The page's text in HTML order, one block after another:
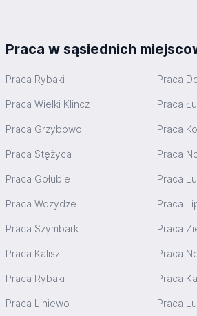
Praca w sąsiednich
Praca Rybaki Praca
Praca Wielki Klincz Praca
Praca Grzybowo Praca
Praca Stężyca Praca
Praca Gołubie Praca
Praca Wdzydze Praca
Praca Szymbark Praca
Praca Kalisz Praca
Praca Rybaki Praca
Praca Liniewo Praca